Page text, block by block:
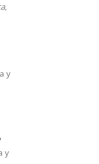
,
y
y